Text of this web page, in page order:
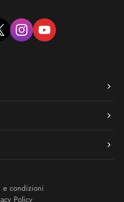
instagramyoutube
e condizioni
Policy